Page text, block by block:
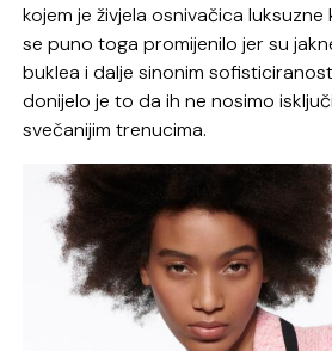
kojem je živjela osnivačica
se puno toga promijenilo jer su
buklea i dalje sinonim
donijelo je to da ih ne nosimo
svečanijim trenucima.